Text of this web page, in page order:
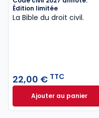
Édition limitée
La Bible du droit civil.
22,00 € TTC
Ajouter au panier
Code civil